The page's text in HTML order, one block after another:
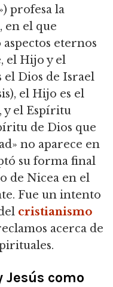
profesa la
, en el que
eternos
el Hijo y el
el Dios de Israel
el Hijo es el
y el Espíritu
de Dios que
no aparece en
su forma final
de Nicea en el
Fue un intento
cristianismo
acerca de
como